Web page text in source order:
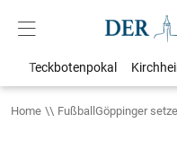
Teckbotenpokal
Home FußballGöppinger